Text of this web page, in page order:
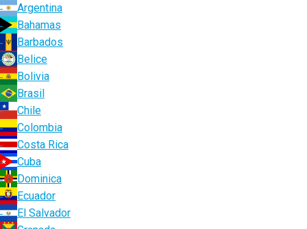
Argentina
Bahamas
Barbados
Belice
Bolivia
Brasil
Chile
Colombia
Costa Rica
Cuba
Dominica
Ecuador
El Salvador